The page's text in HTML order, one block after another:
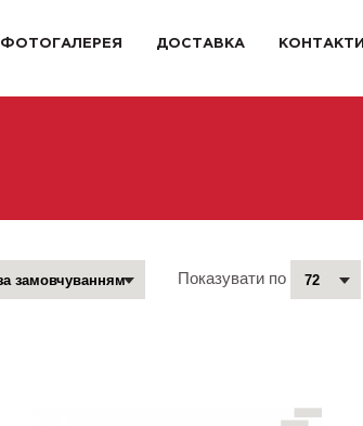
ФОТОГАЛЕРЕЯ ДОСТАВКА КОНТАКТИ
Показувати по